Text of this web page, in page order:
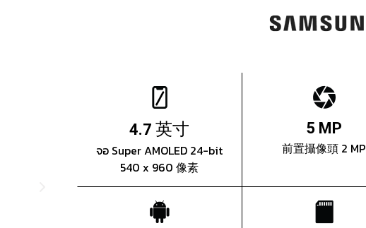
4.7 英寸
จอ Super AMOLED 24-bit
540 x 960 像素
5 MP
前置攝像頭 2 MP